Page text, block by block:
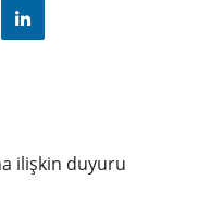
ilişkin duyuru